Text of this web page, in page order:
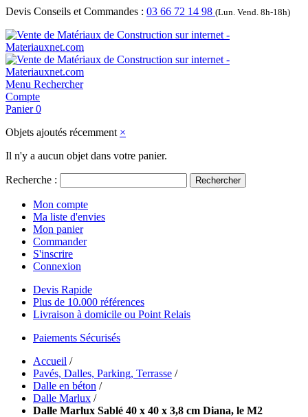
Devis Conseils et Commandes : 03 66 72 14 98 (Lun. Vend. 8h-18h)
Menu Rechercher
Compte
Panier 0
Objets ajoutés récemment ×
Il n'y a aucun objet dans votre panier.
Recherche : Rechercher
Mon compte
Ma liste d'envies
Mon panier
Commander
S'inscrire
Connexion
Devis Rapide
Plus de 10.000 références
Livraison à domicile ou Point Relais
Paiements Sécurisés
Accueil /
Pavés, Dalles, Parking, Terrasse /
Dalle en béton /
Dalle Marlux /
Dalle Marlux Sablé 40 x 40 x 3,8 cm Diana, le M2